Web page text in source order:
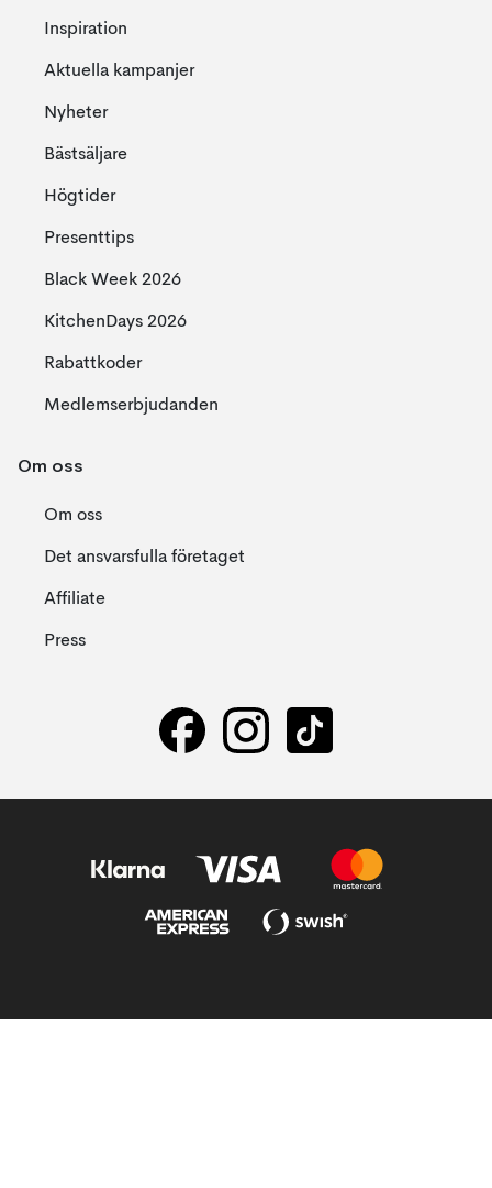
Inspiration
Aktuella kampanjer
Nyheter
Bästsäljare
Högtider
Presenttips
Black Week 2026
KitchenDays 2026
Rabattkoder
Medlemserbjudanden
Om oss
Om oss
Det ansvarsfulla företaget
Affiliate
Press